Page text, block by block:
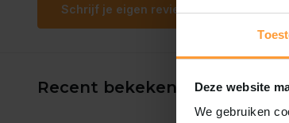
Deze website
We gebruiken
Schrijf je eigen review
Recent bekeken